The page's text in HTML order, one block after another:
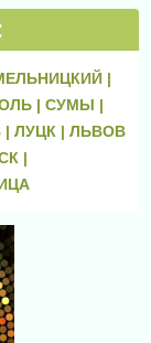
|
|СУМЫ |
|ЛУЦК |ЛЬВОВ
|